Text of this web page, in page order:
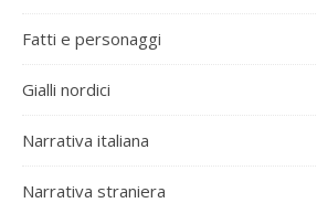
Fatti e personaggi
Gialli nordici
Narrativa italiana
Narrativa straniera